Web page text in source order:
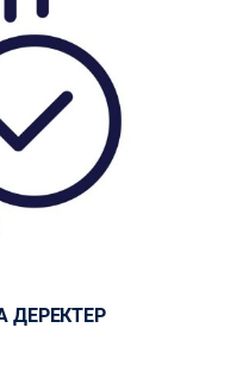
ДЕРЕКТЕР